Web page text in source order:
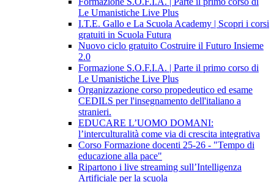
Le Umanistiche Live Plus
I.T.E. Gallo e La Scuola Academy | Scopri i corsi
gratuiti in Scuola Futura
Nuovo ciclo gratuito Costruire il Futuro Insieme
2.0
Formazione S.O.F.I.A. | Parte il primo corso di
Le Umanistiche Live Plus
Organizzazione corso propedeutico ed esame
CEDILS per l'insegnamento dell'italiano a
stranieri.
EDUCARE L’UOMO DOMANI:
l’interculturalità come via di crescita integrativa
Corso Formazione docenti 25-26 - "Tempo di
educazione alla pace"
Ripartono i live streaming sull’Intelligenza
Artificiale per la scuola